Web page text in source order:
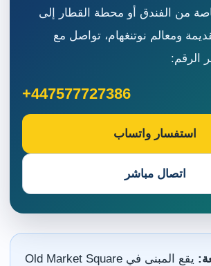
من الفندق أو محطة القطار إلى
ومعالم نوتنغهام، تواصل مع
+447577727386
استفسار واتساب
اتصال مباشر
يقع المبنى في Old Market Square